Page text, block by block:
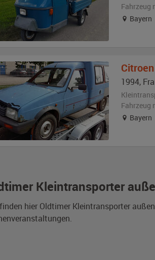
Kleintransporter
hier Oldtimer Kleintransporter
Fahrzeug
Bayern
Citroen
1994,
Fahrzeug
Bayern